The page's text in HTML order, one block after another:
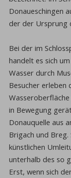
Donaueschingen
der der Ursprung
Bei der im
handelt es sich
Wasser durch
Besucher erleben
in Bewegung
Donauquelle aus
Brigach und
künstlichen
unterhalb des so
Erst, wenn sich